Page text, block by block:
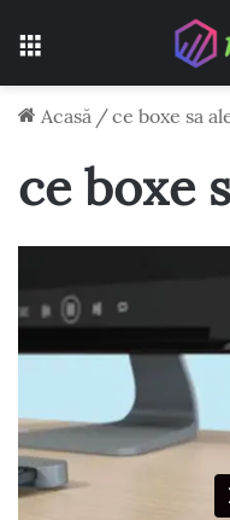
Acasă /ce boxe sa
ce boxe